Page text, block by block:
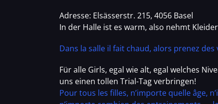
Adresse: Elsässerstr. 215, 4056 Basel
In der Halle ist es warm, also nehmt
Dans la salle il fait chaud, alors prenez
Für alle Girls, egal wie alt, egal welches
uns einen tollen Trial-Tag verbringen!
Pour tous les filles, n’importe quelle âge,